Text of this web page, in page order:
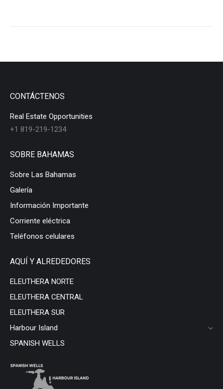
CONTÁCTENOS
Real Estate Opportunities
+1 819-219-1234
SOBRE BAHAMAS
Sobre Las Bahamas
Galería
Información Importante
Corriente eléctrica
Teléfonos celulares
AQUÍ Y ALREDEDORES
ELEUTHERA NORTE
ELEUTHERA CENTRAL
ELEUTHERA SUR
Harbour Island
SPANISH WELLS